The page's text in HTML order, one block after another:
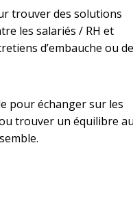
trouver des solutions
les salariés / RH et
d’embauche ou
pour échanger sur les
trouver un équilibre au